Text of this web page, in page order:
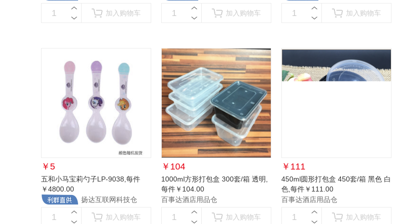
加入购物车 加入购物车 加入购物车
￥ 5
五和小马宝莉勺子LP-9038 ,每件
￥4800.00
扬达互联网科技仓
加入购物车
￥ 104
1000ml方形打包盒 300套/箱 透明
每件￥104.00
百事达酒店用品仓
加入购物车
￥ 111
450ml圆形打包盒 450套/箱 黑色 白
色 ,每件￥111.00
百事达酒店用品仓
加入购物车